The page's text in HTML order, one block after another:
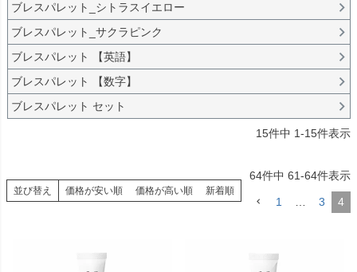
ブレスパレット_シトラスイエロー
ブレスパレット_サクラピンク
ブレスパレット 【英語】
ブレスパレット 【数字】
ブレスパレット セット
15件中 1-15件表示
並び替え 価格が安い順 価格が高い順 新着順
64件中 61-64件表示
1 … 3 4